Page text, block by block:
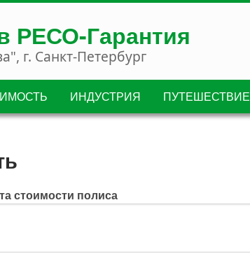
РЕСО-Гарантия
г. Санкт-Петербург
ИНДУСТРИЯ ПУТЕШЕСТВИЕ
стоимости полиса